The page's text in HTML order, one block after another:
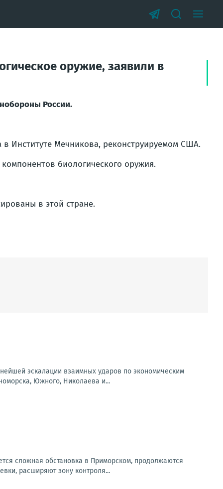
оружие, заявили в
России.
Институте Мечникова, реконструируемом США.
биологического оружия.
в этой стране.
эскалации взаимных ударов по экономическим
Южного, Николаева и...
сложная обстановка в Приморском, продолжаются
расширяют зону контроля...